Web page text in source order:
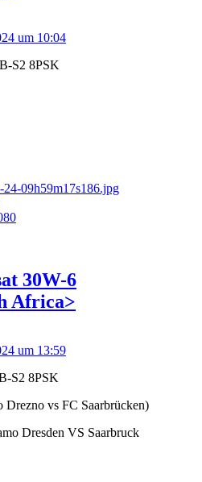
um 10:04
S2 8PSK
24-09h59m17s186.jpg
30W-6
Africa>
um 13:59
S2 8PSK
vs FC Saarbrücken)
Dresden VS Saarbruck